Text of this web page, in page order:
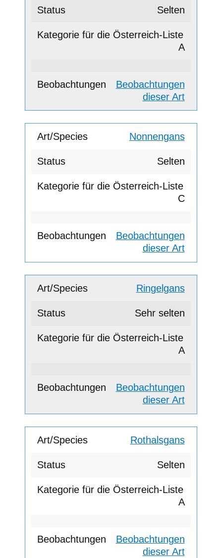
Selten
A
Beobachtungen
dieser Art
Nonnengans
Selten
C
Beobachtungen
dieser Art
Ringelgans
Sehr selten
A
Beobachtungen
dieser Art
Rothalsgans
Selten
A
Beobachtungen
dieser Art